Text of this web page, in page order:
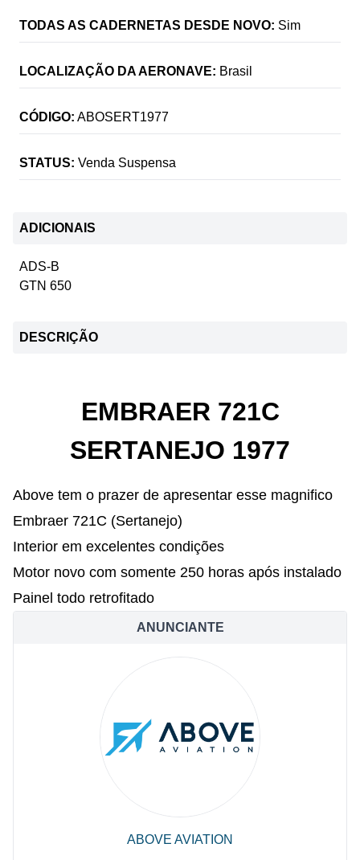
TODAS AS CADERNETAS DESDE NOVO: Sim
LOCALIZAÇÃO DA AERONAVE: Brasil
CÓDIGO: ABOSERT1977
STATUS: Venda Suspensa
ADICIONAIS
ADS-B
GTN 650
DESCRIÇÃO
EMBRAER 721C
SERTANEJO 1977
Above tem o prazer de apresentar esse magnifico
Embraer 721C (Sertanejo)
Interior em excelentes condições
Motor novo com somente 250 horas após instalado
Painel todo retrofitado
ANUNCIANTE
ABOVE AVIATION